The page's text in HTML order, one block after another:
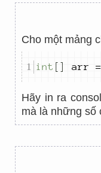
Cho một mảng
int [] arr =
Hãy in ra
mà là những số